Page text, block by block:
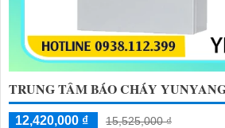
TRUNG TÂM BÁO CHÁY
12,420,000 ₫
15,525,000 ₫